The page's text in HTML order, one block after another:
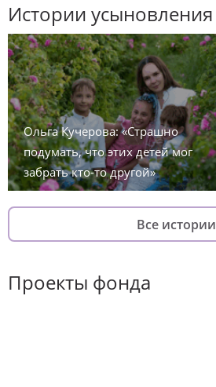
Истории усыновления
Ольга Кучерова: «Страшно
подумать, что этих детей мог
забрать кто-то другой»
Все истории
Проекты фонда